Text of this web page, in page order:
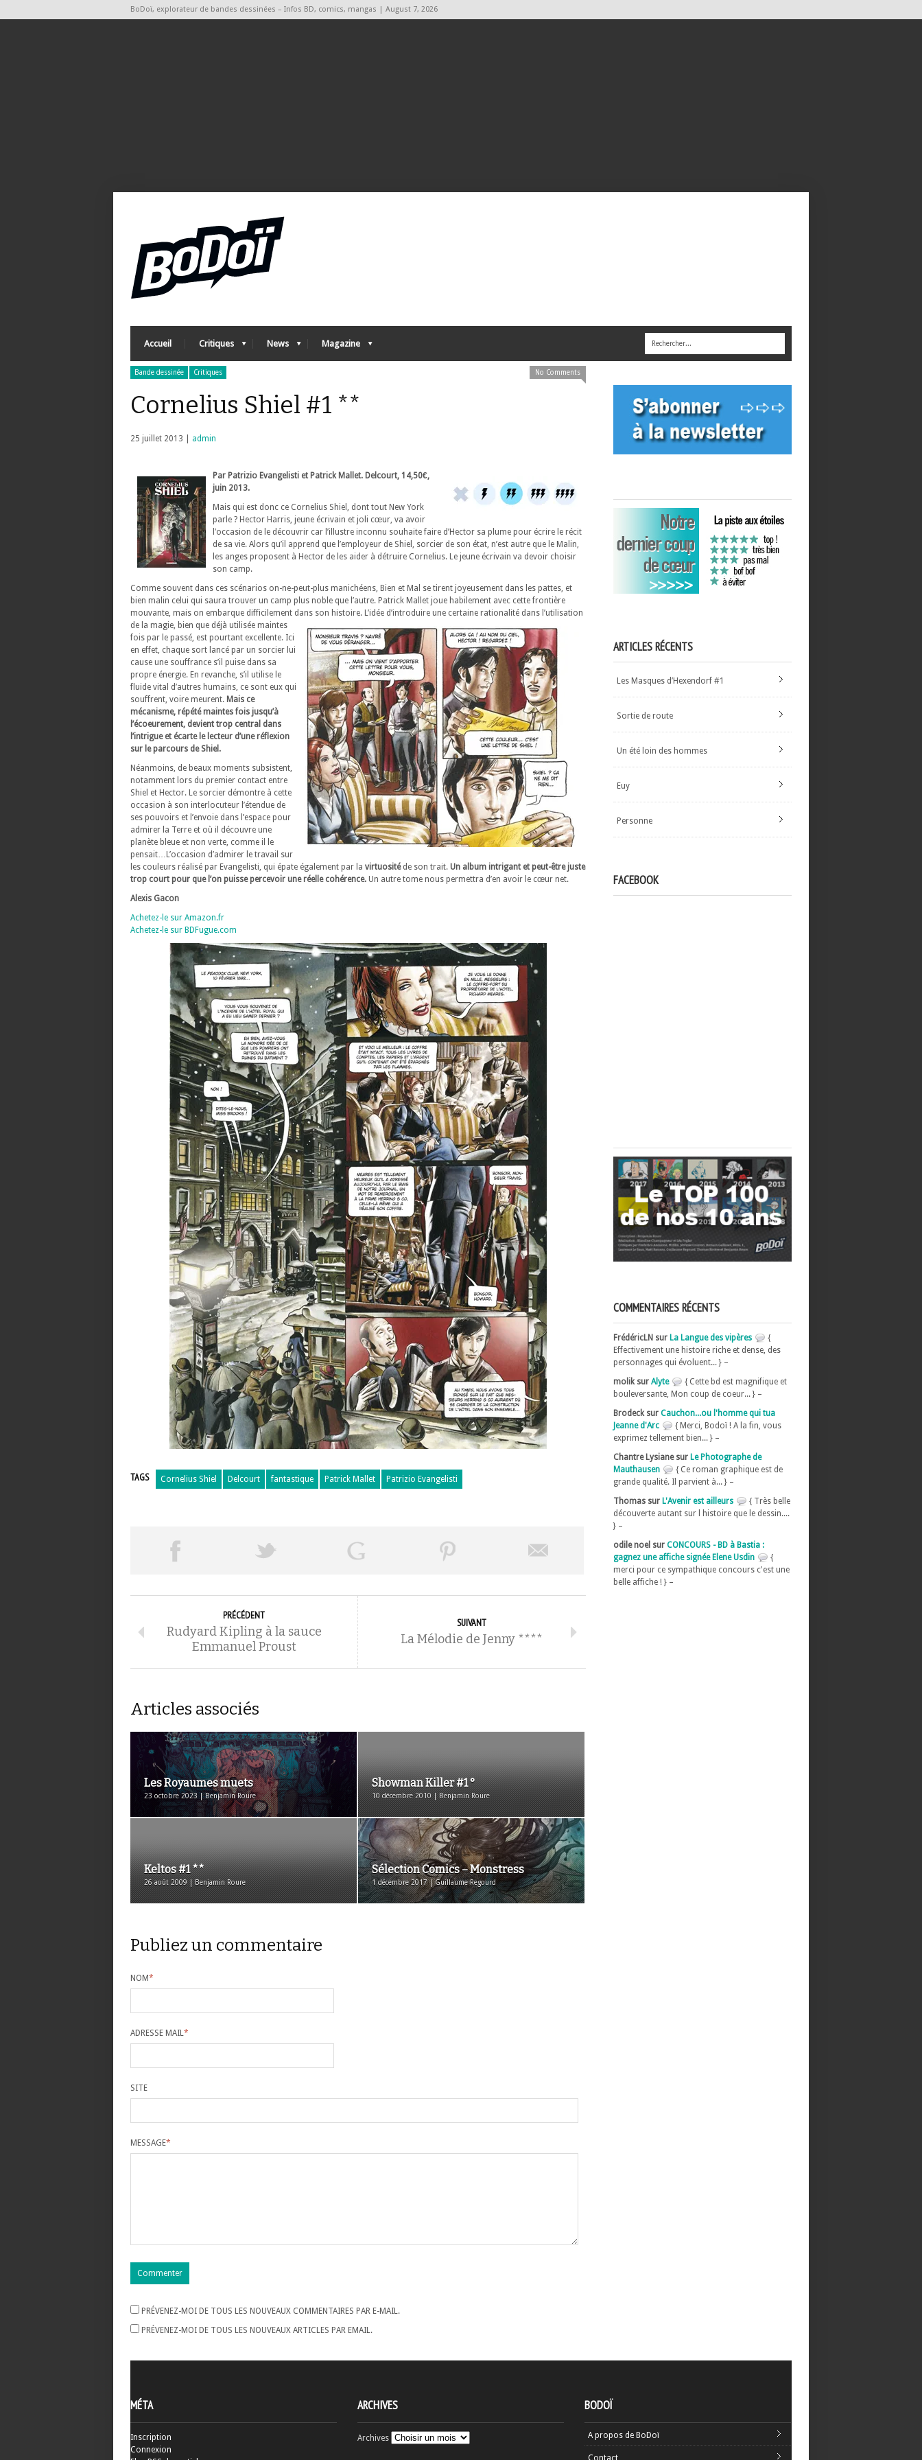
BoDoï, explorateur de bandes dessinées – Infos BD, comics, mangas | August 7, 2026
Accueil Critiques News Magazine
Bande dessinée Critiques No Comments
Cornelius Shiel #1 **
25 juillet 2013 | admin
Par Patrizio Evangelisti et Patrick Mallet. Delcourt, 14,50€,
juin 2013.
Mais qui est donc ce Cornelius Shiel, dont tout New York
parle ? Hector Harris, jeune écrivain et joli cœur, va avoir
l’occasion de le découvrir car l’illustre inconnu souhaite faire d’Hector sa plume pour écrire le récit
de sa vie. Alors qu’il apprend que l’employeur de Shiel, sorcier de son état, n’est autre que le Malin,
les anges proposent à Hector de les aider à détruire Cornelius. Le jeune écrivain va devoir choisir
son camp.
Comme souvent dans ces scénarios on-ne-peut-plus manichéens, Bien et Mal se tirent joyeusement dans les pattes, et
bien malin celui qui saura trouver un camp plus noble que l’autre. Patrick Mallet joue habilement avec cette frontière
mouvante, mais on embarque difficilement dans son histoire. L’idée d’introduire une certaine rationalité dans l’utilisation
de la magie, bien que déjà utilisée maintes
fois par le passé, est pourtant excellente. Ici
en effet, chaque sort lancé par un sorcier lui
cause une souffrance s’il puise dans sa
propre énergie. En revanche, s’il utilise le
fluide vital d’autres humains, ce sont eux qui
souffrent, voire meurent. Mais ce
mécanisme, répété maintes fois jusqu’à
l’écoeurement, devient trop central dans
l’intrigue et écarte le lecteur d’une réflexion
sur le parcours de Shiel.
Néanmoins, de beaux moments subsistent,
notamment lors du premier contact entre
Shiel et Hector. Le sorcier démontre à cette
occasion à son interlocuteur l’étendue de
ses pouvoirs et l’envoie dans l’espace pour
admirer la Terre et où il découvre une
planète bleue et non verte, comme il le
pensait…L’occasion d’admirer le travail sur
les couleurs réalisé par Evangelisti, qui épate également par la virtuositéde son trait. Un album intrigant et peut-être juste
trop court pour que l’on puisse percevoir une réelle cohérence. Un autre tome nous permettra d’en avoir le cœur net.
Alexis Gacon
Achetez-le sur Amazon.fr
Achetez-le sur BDFugue.com
TAGS Cornelius Shiel Delcourt fantastique Patrick Mallet Patrizio Evangelisti
PRÉCÉDENT
Rudyard Kipling à la sauce
Emmanuel Proust
SUIVANT
La Mélodie de Jenny ****
Articles associés
Les Royaumes muets
23 octobre 2023 | Benjamin Roure
Showman Killer #1 °
10 décembre 2010 | Benjamin Roure
Keltos #1 **
26 août 2009 | Benjamin Roure
Sélection Comics – Monstress
1 décembre 2017 | Guillaume Regourd
Publiez un commentaire
NOM*
ADRESSE MAIL*
SITE
MESSAGE*
PRÉVENEZ-MOI DE TOUS LES NOUVEAUX COMMENTAIRES PAR E-MAIL.
PRÉVENEZ-MOI DE TOUS LES NOUVEAUX ARTICLES PAR EMAIL.
ARTICLES RÉCENTS
Les Masques d’Hexendorf #1
Sortie de route
Un été loin des hommes
Euy
Personne
FACEBOOK
COMMENTAIRES RÉCENTS
FrédéricLN sur La Langue des vipères
{
Effectivement une histoire riche et dense, des
personnages qui évoluent... } –
molik sur Alyte
{ Cette bd est magnifique et
bouleversante, Mon coup de coeur... } –
Brodeck sur Cauchon...ou l'homme qui tua
Jeanne d'Arc
{ Merci, Bodoï ! A la fin, vous
exprimez tellement bien... } –
Chantre Lysiane sur Le Photographe de
Mauthausen
{ Ce roman graphique est de
grande qualité. Il parvient à... } –
Thomas sur L'Avenir est ailleurs
{ Très belle
découverte autant sur l histoire que le dessin....
} –
odile noel sur CONCOURS - BD à Bastia :
gagnez une affiche signée Elene Usdin
{
merci pour ce sympathique concours c'est une
belle affiche ! } –
MÉTA
Inscription
Connexion
ARCHIVES
Archives
BODOÏ
A propos de BoDoï
Contact